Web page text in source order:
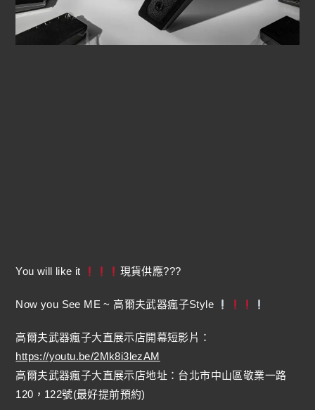
You will like it 現貨供應???
Now you See ME ~ 高爾夫武器瘋子Style
高爾夫武器瘋子大直展示店開幕短影片：
https://youtu.be/2Mk8i3lezAM
高爾夫武器瘋子大直展示店地址：台北市中山區敬業一路
120，122號(最好提前預約)